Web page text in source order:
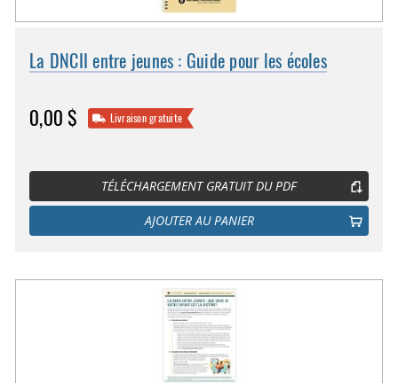
La DNCII entre jeunes : Guide pour les écoles
0,00 $ Livraison gratuite
TÉLÉCHARGEMENT GRATUIT DU PDF
AJOUTER AU PANIER